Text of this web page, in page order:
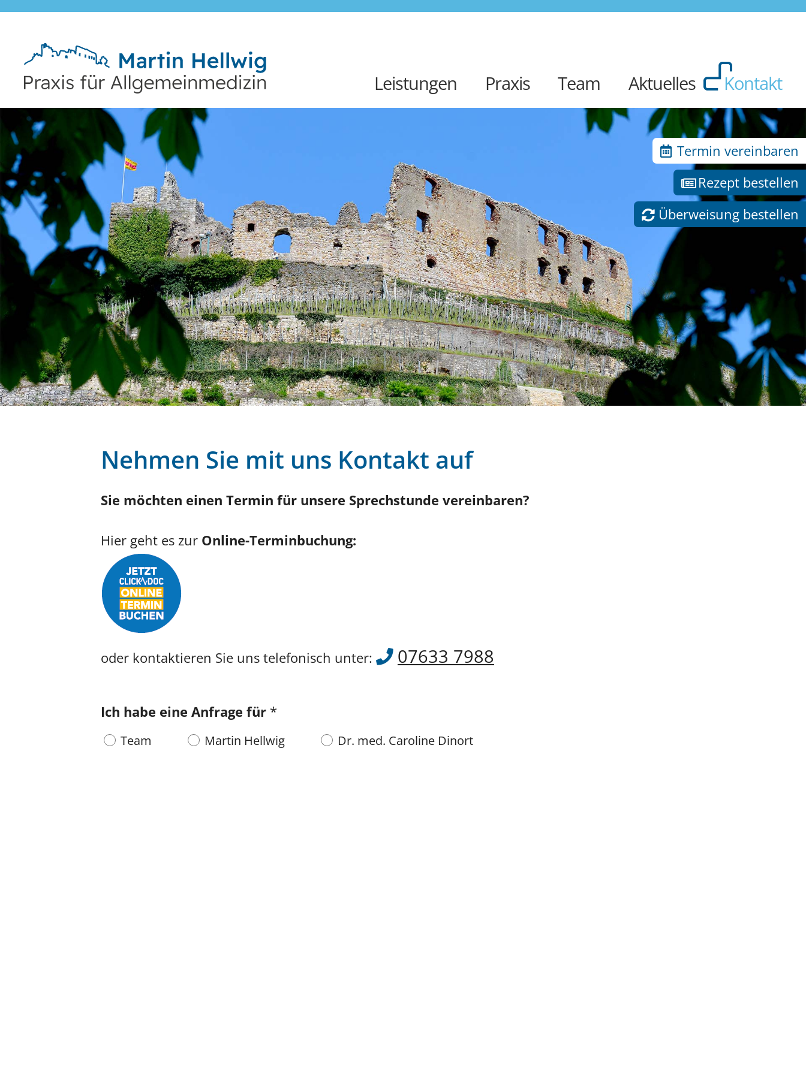
Leistungen Praxis Team Aktuelles Kontakt
Termin vereinbaren
Rezept bestellen
Überweisung bestellen
Nehmen Sie mit uns Kontakt auf
Sie möchten einen Termin für unsere Sprechstunde vereinbaren?
Hier geht es zur Online-Terminbuchung:
oder kontaktieren Sie uns telefonisch unter: 07633 7988
Ich habe eine Anfrage für*
Team Martin Hellwig Dr. med. Caroline Dinort